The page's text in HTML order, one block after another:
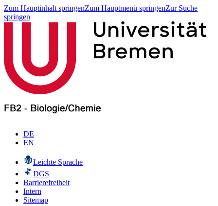
Zum Hauptinhalt springenZum Hauptmenü springenZur Suche
springen
DE
EN
Leichte Sprache
DGS
Barrierefreiheit
Intern
Sitemap